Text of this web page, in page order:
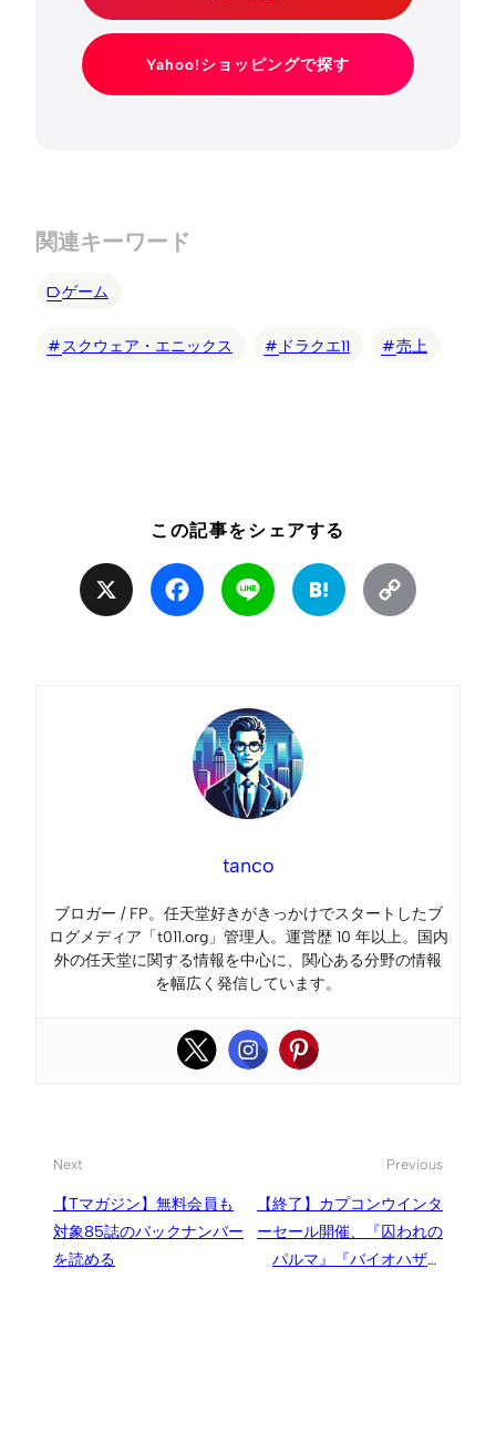
Yahoo!ショッピングで探す
関連キーワード
ゲーム
スクウェア・エニックス ドラクエ11 売上
この記事をシェアする
Facebook Line Hatena
tanco
ブロガー / FP。任天堂好きがきっかけでスタートしたブ
ログメディア「t011.org」管理人。運営歴 10 年以上。国内
外の任天堂に関する情報を中心に、関心ある分野の情報
を幅広く発信しています。
Next
【Tマガジン】無料会員も
対象85誌のバックナンバー
を読める
Previous
【終了】カプコンウインタ
ーセール開催、『囚われの
パルマ』『バイオハザー